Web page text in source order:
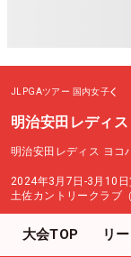
JLPGAツアー 国内女子
明治安田レディ
明治安田レディス ヨコ
2024年3月7日-3月10日
土佐カントリークラブ
大会TOP リ